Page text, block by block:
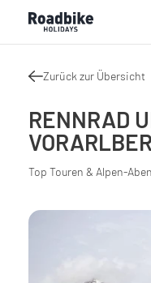
Zurück zur Übersicht
RENNRAD
Top Touren & Alpen-